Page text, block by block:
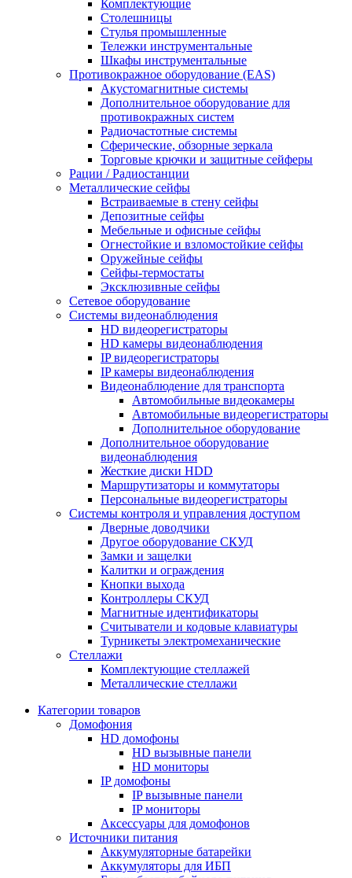
Комплектующие
Столешницы
Стулья промышленные
Тележки инструментальные
Шкафы инструментальные
Противокражное оборудование (EAS)
Акустомагнитные системы
Дополнительное оборудование для
противокражных систем
Радиочастотные системы
Сферические, обзорные зеркала
Торговые крючки и защитные сейферы
Рации / Радиостанции
Металлические сейфы
Встраиваемые в стену сейфы
Депозитные сейфы
Мебельные и офисные сейфы
Огнестойкие и взломостойкие сейфы
Оружейные сейфы
Сейфы-термостаты
Эксклюзивные сейфы
Сетевое оборудование
Системы видеонаблюдения
HD видеорегистраторы
HD камеры видеонаблюдения
IP видеорегистраторы
IP камеры видеонаблюдения
Видеонаблюдение для транспорта
Автомобильные видеокамеры
Автомобильные видеорегистраторы
Дополнительное оборудование
Дополнительное оборудование
видеонаблюдения
Жесткие диски HDD
Маршрутизаторы и коммутаторы
Персональные видеорегистраторы
Системы контроля и управления доступом
Дверные доводчики
Другое оборудование СКУД
Замки и защелки
Калитки и ограждения
Кнопки выхода
Контроллеры СКУД
Магнитные идентификаторы
Считыватели и кодовые клавиатуры
Турникеты электромеханические
Стеллажи
Комплектующие стеллажей
Металлические стеллажи
Категории товаров
Домофония
HD домофоны
HD вызывные панели
HD мониторы
IP домофоны
IP вызывные панели
IP мониторы
Аксессуары для домофонов
Источники питания
Аккумуляторные батарейки
Аккумуляторы для ИБП